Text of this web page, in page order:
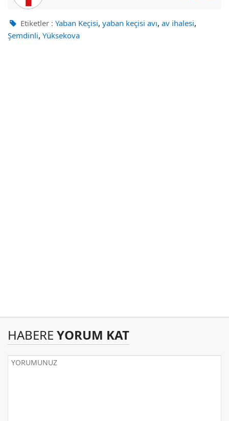
Etiketler : Yaban Keçisi, yaban keçisi avı, av ihalesi,
Şemdinli, Yüksekova
HABERE YORUM KAT